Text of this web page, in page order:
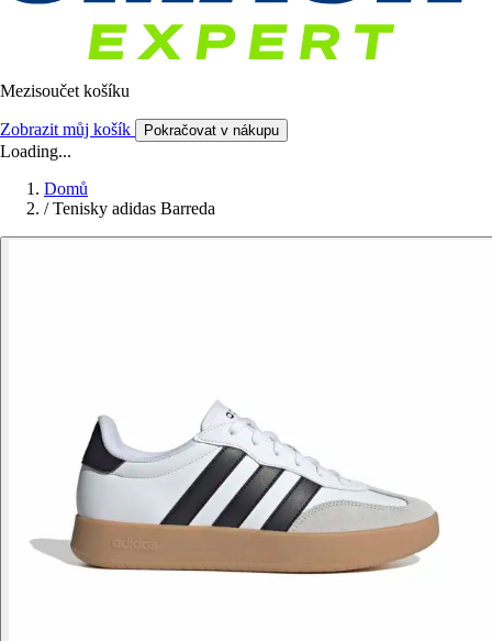
Mezisoučet košíku
Zobrazit můj košík Pokračovat v nákupu
Loading...
Domů
/ Tenisky adidas Barreda